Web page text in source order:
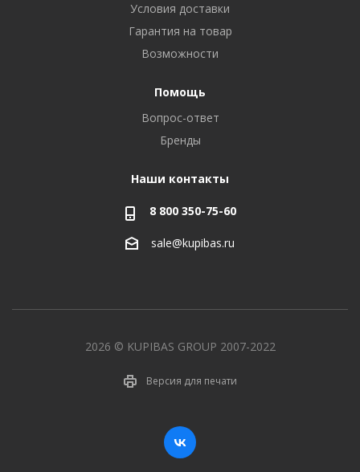
Условия доставки
Гарантия на товар
Возможности
Помощь
Вопрос-ответ
Бренды
Наши контакты
8 800 350-75-60
sale@kupibas.ru
2026 © KUPIBAS GROUP 2007-2022
Версия для печати